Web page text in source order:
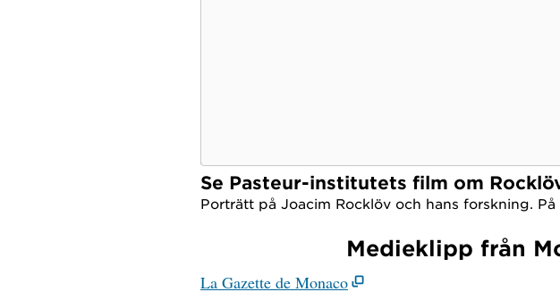
Se Pasteur-institutets film om
Porträtt på Joacim Rocklöv och hans forskning. På
Medieklipp från
La Gazette de Monaco